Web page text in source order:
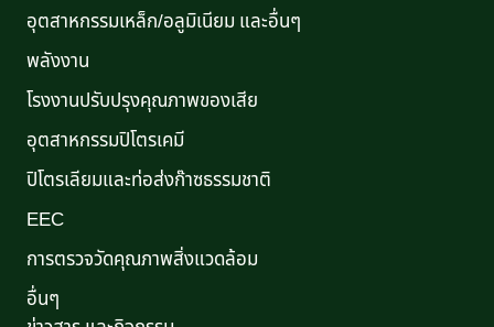
อุตสาหกรรมเหล็ก/อลูมิเนียม และอื่นๆ
พลังงาน
โรงงานปรับปรุงคุณภาพของเสีย
อุตสาหกรรมปิโตรเคมี
ปิโตรเลียมและท่อส่งก๊าซธรรมชาติ
EEC
การตรวจวัดคุณภาพสิ่งแวดล้อม
อื่นๆ